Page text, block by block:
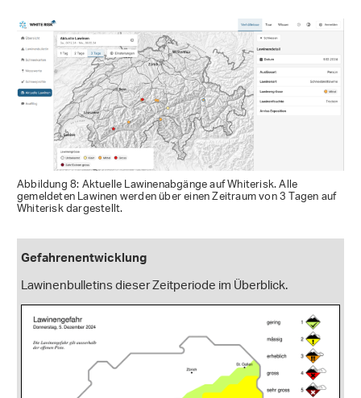
Abbildung 8: Aktuelle Lawinenabgänge auf Whiterisk. Alle
gemeldeten Lawinen werden über einen Zeitraum von 3 Tagen auf
Whiterisk dargestellt.
Gefahrenentwicklung
Lawinenbulletins dieser Zeitperiode im Überblick.